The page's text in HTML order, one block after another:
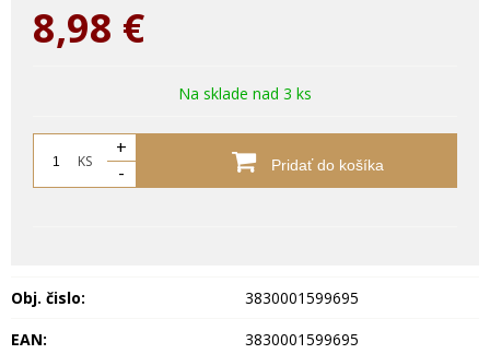
8,98 €
Na sklade nad 3 ks
KS
+
-
Pridať do košíka
Obj. čislo:
3830001599695
EAN:
3830001599695